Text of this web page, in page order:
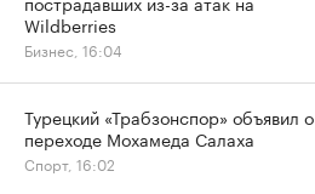
Wildberries
Бизнес, 16:04
Турецкий «Трабзонспор» объявил о
переходе Мохамеда Салаха
Спорт, 16:02